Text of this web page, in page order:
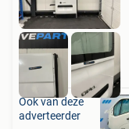
Ook van deze
adverteerder